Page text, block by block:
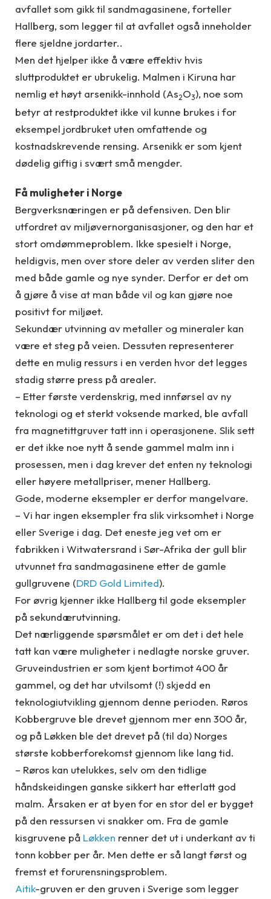
avfallet som gikk til sandmagasinene, forteller
Hallberg, som legger til at avfallet også inneholder
flere sjeldne jordarter..
Men det hjelper ikke å være effektiv hvis
sluttproduktet er ubrukelig. Malmen i Kiruna har
nemlig et høyt arsenikk-innhold (As2O3), noe som
betyr at restproduktet ikke vil kunne brukes i for
eksempel jordbruket uten omfattende og
kostnadskrevende rensing. Arsenikk er som kjent
dødelig giftig i svært små mengder.
Få muligheter i Norge
Bergverksnæringen er på defensiven. Den blir
utfordret av miljøvernorganisasjoner, og den har et
stort omdømmeproblem. Ikke spesielt i Norge,
heldigvis, men over store deler av verden sliter den
med både gamle og nye synder. Derfor er det om
å gjøre å vise at man både vil og kan gjøre noe
positivt for miljøet.
Sekundær utvinning av metaller og mineraler kan
være et steg på veien. Dessuten representerer
dette en mulig ressurs i en verden hvor det legges
stadig større press på arealer.
– Etter første verdenskrig, med innførsel av ny
teknologi og et sterkt voksende marked, ble avfall
fra magnetittgruver tatt inn i operasjonene. Slik sett
er det ikke noe nytt å sende gammel malm inn i
prosessen, men i dag krever det enten ny teknologi
eller høyere metallpriser, mener Hallberg.
Gode, moderne eksempler er derfor mangelvare.
– Vi har ingen eksempler fra slik virksomhet i Norge
eller Sverige i dag. Det eneste jeg vet om er
fabrikken i Witwatersrand i Sør-Afrika der gull blir
utvunnet fra sandmagasinene etter de gamle
gullgruvene (DRD Gold Limited).
For øvrig kjenner ikke Hallberg til gode eksempler
på sekundærutvinning.
Det nærliggende spørsmålet er om det i det hele
tatt kan være muligheter i nedlagte norske gruver.
Gruveindustrien er som kjent bortimot 400 år
gammel, og det har utvilsomt (!) skjedd en
teknologiutvikling gjennom denne perioden. Røros
Kobbergruve ble drevet gjennom mer enn 300 år,
og på Løkken ble det drevet på (til da) Norges
største kobberforekomst gjennom like lang tid.
– Røros kan utelukkes, selv om den tidlige
håndskeidingen ganske sikkert har etterlatt god
malm. Årsaken er at byen for en stor del er bygget
på den ressursen vi snakker om. Fra de gamle
kisgruvene på Løkken renner det ut i underkant av ti
tonn kobber per år. Men dette er så langt først og
fremst et forurensningsproblem.
Aitik-gruven er den gruven i Sverige som legger